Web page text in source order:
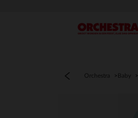
menu
Orchestra Baby